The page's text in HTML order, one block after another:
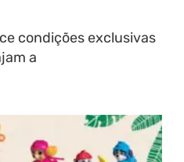
condições exclusivas
a